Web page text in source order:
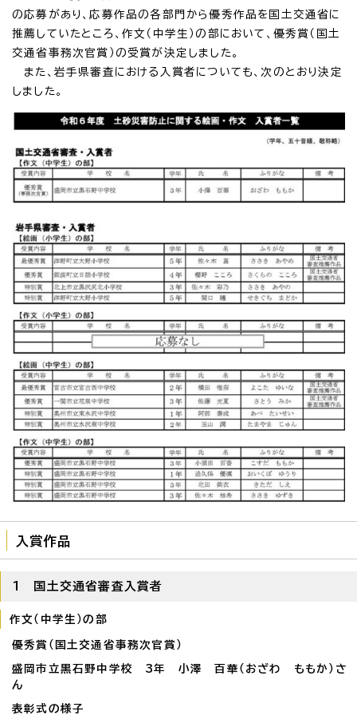
の応募があり、応募作品の各部門から優秀作品を国土交通省に
推薦していたところ、作文（中学生）の部において、優秀賞（国土
交通省事務次官賞）の受賞が決定しました。
また、岩手県審査における入賞者についても、次のとおり決定
しました。
入賞作品
1 国土交通省審査入賞者
作文（中学生）の部
優秀賞（国土交通省事務次官賞）
盛岡市立黒石野中学校 3年 小澤 百華（おざわ ももか）さ
ん
表彰式の様子